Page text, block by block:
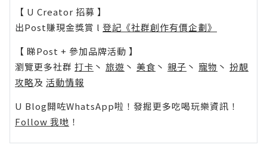
【 U Creator 招募 】
出Post賺現金獎賞 l 登記《社群創作有價企劃》
【 睇Post + 參加品牌活動 】
瀏覽更多社群 打卡 丶 旅遊 丶 美食 丶 親子 丶 寵物 丶 扮靚
攻略及 活動情報
U Blog開咗WhatsApp啦！發掘更多吃喝玩樂資訊！
Follow 我哋 ！